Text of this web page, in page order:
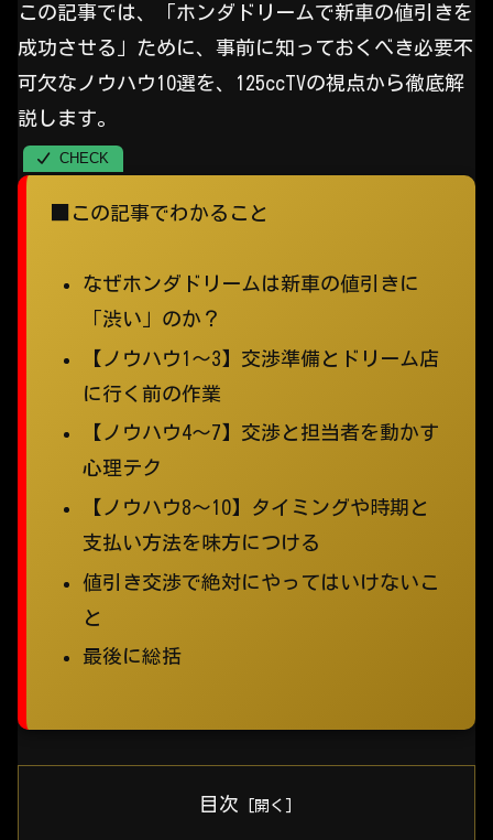
この記事では、「ホンダドリームで新車の値引きを
成功させる」ために、事前に知っておくべき必要不
可欠なノウハウ10選を、125ccTVの視点から徹底解
説します。
■この記事でわかること
なぜホンダドリームは新車の値引きに
「渋い」のか？
【ノウハウ1〜3】交渉準備とドリーム店
に行く前の作業
【ノウハウ4〜7】交渉と担当者を動かす
心理テク
【ノウハウ8〜10】タイミングや時期と
支払い方法を味方につける
値引き交渉で絶対にやってはいけないこ
と
最後に総括
目次